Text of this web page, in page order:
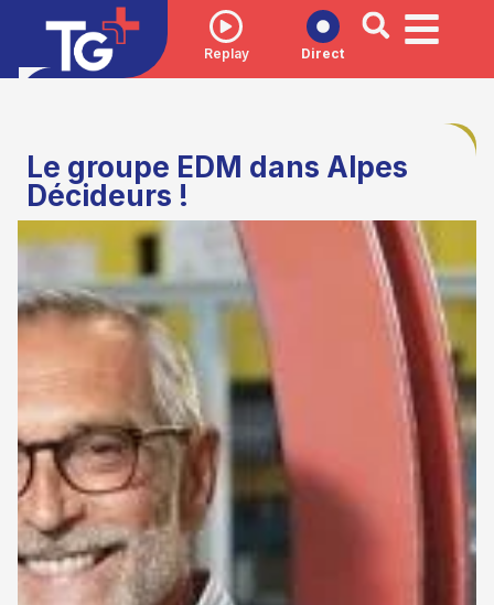
Replay Direct
Le groupe EDM dans Alpes
Décideurs !